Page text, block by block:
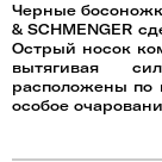
Черные
& SCHMENGER
Острый носок
вытягивая
расположены по
особое